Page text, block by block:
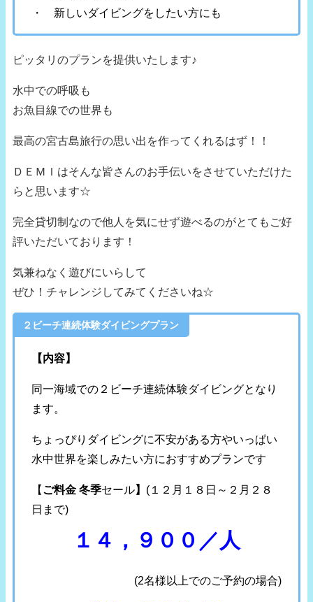
・ 新しいダイビングをしたい方にも
ピッタリのプランを提供いたします♪
水中での呼吸も
お魚目線での世界も
最高の宮古島旅行の思い出を作ってくれるはず！！
ＤＥＭＩはそんな皆さんのお手伝いをさせていただけた
らと思います☆
完全貸切制なので他人を気にせず遊べるのがとてもご好
評いただいております！
気兼ねなく遊びにいらして
ぜひ！チャレンジしてみてくださいね☆
２ビーチ連続体験ダイビングプラン
【内容】
同一海域での２ビーチ連続体験ダイビングとなり
ます。
ちょっぴりダイビングに不安がある方やいっぱい
水中世界を楽しみたい方におすすめプランです
【 ご料金 冬季セール】 (１２月１８日～２月２８
日まで)
１４，９００／人
(2名様以上でのご予約の場合)